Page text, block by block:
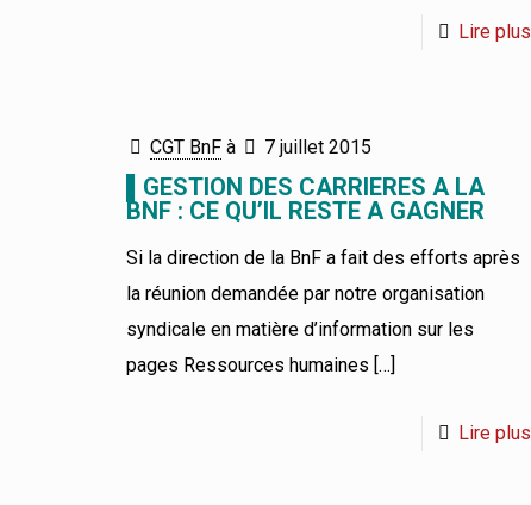
Lire plus
CGT BnF à 7 juillet 2015
▌GESTION DES CARRIERES A LA
BNF : CE QU’IL RESTE A GAGNER
Si la direction de la BnF a fait des efforts après
la réunion demandée par notre organisation
syndicale en matière d’information sur les
pages Ressources humaines […]
Lire plus